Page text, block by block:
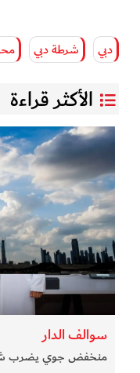
دبي شرطة دبي
الأكثر قراءة
سوالف الدار
منخفض جوي يضرب